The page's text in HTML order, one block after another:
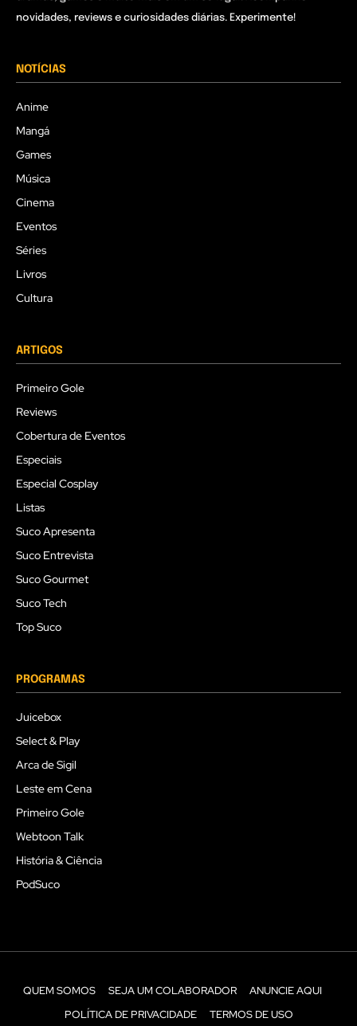
novidades, reviews e curiosidades diárias. Experimente!
NOTÍCIAS
Anime
Mangá
Games
Música
Cinema
Eventos
Séries
Livros
Cultura
ARTIGOS
Primeiro Gole
Reviews
Cobertura de Eventos
Especiais
Especial Cosplay
Listas
Suco Apresenta
Suco Entrevista
Suco Gourmet
Suco Tech
Top Suco
PROGRAMAS
Juicebox
Select & Play
Arca de Sigil
Leste em Cena
Primeiro Gole
Webtoon Talk
História & Ciência
PodSuco
QUEM SOMOS SEJA UM COLABORADOR
ANUNCIE AQUI
POLÍTICA DE PRIVACIDADE
TERMOS DE USO